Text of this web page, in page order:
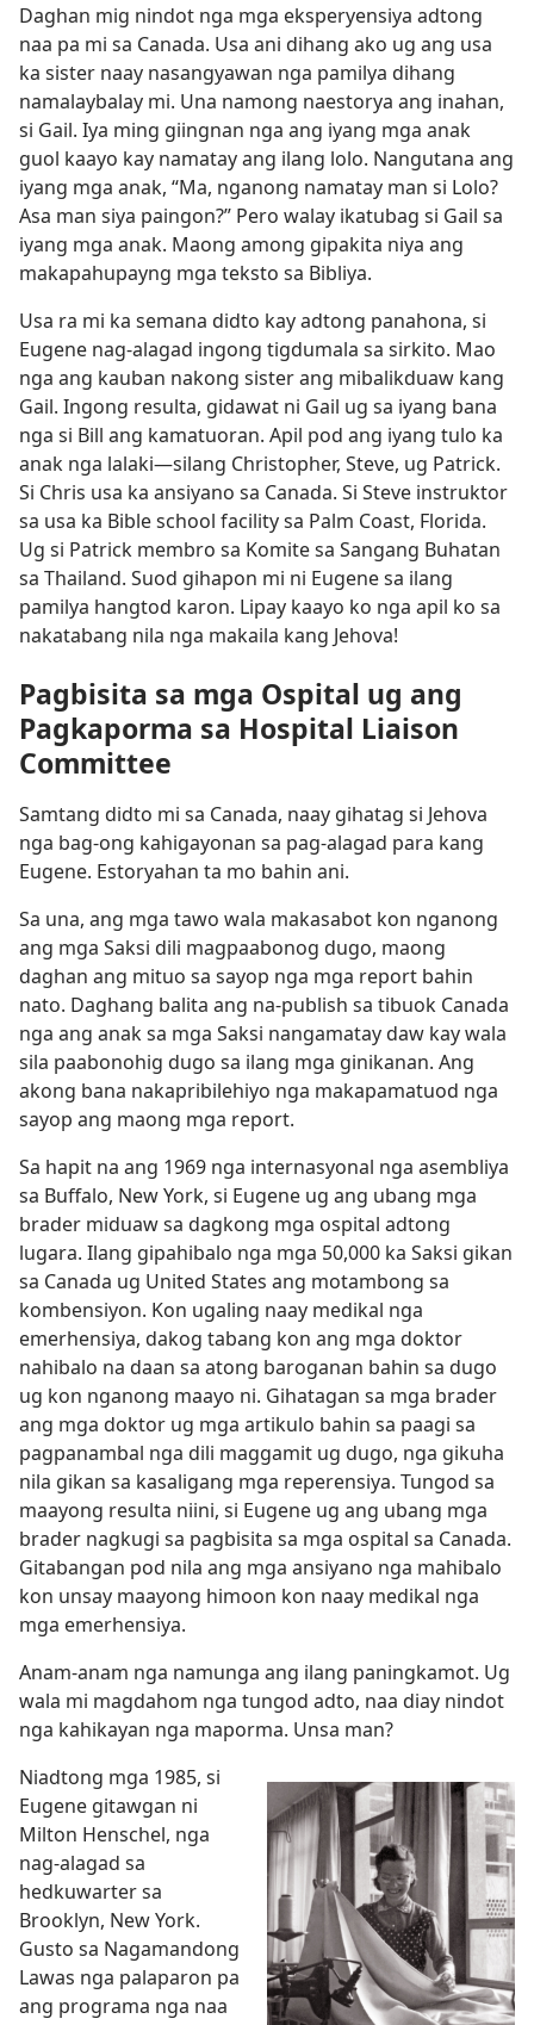
Daghan mig nindot nga mga eksperyensiya adtong
naa pa mi sa Canada. Usa ani dihang ako ug ang usa
ka sister naay nasangyawan nga pamilya dihang
namalaybalay mi. Una namong naestorya ang inahan,
si Gail. Iya ming giingnan nga ang iyang mga anak
guol kaayo kay namatay ang ilang lolo. Nangutana ang
iyang mga anak, “Ma, nganong namatay man si Lolo?
Asa man siya paingon?” Pero walay ikatubag si Gail sa
iyang mga anak. Maong among gipakita niya ang
makapahupayng mga teksto sa Bibliya.
Usa ra mi ka semana didto kay adtong panahona, si
Eugene nag-alagad ingong tigdumala sa sirkito. Mao
nga ang kauban nakong sister ang mibalikduaw kang
Gail. Ingong resulta, gidawat ni Gail ug sa iyang bana
nga si Bill ang kamatuoran. Apil pod ang iyang tulo ka
anak nga lalaki—silang Christopher, Steve, ug Patrick.
Si Chris usa ka ansiyano sa Canada. Si Steve instruktor
sa usa ka Bible school facility sa Palm Coast, Florida.
Ug si Patrick membro sa Komite sa Sangang Buhatan
sa Thailand. Suod gihapon mi ni Eugene sa ilang
pamilya hangtod karon. Lipay kaayo ko nga apil ko sa
nakatabang nila nga makaila kang Jehova!
Pagbisita sa mga Ospital ug ang
Pagkaporma sa Hospital Liaison
Committee
Samtang didto mi sa Canada, naay gihatag si Jehova
nga bag-ong kahigayonan sa pag-alagad para kang
Eugene. Estoryahan ta mo bahin ani.
Sa una, ang mga tawo wala makasabot kon nganong
ang mga Saksi dili magpaabonog dugo, maong
daghan ang mituo sa sayop nga mga report bahin
nato. Daghang balita ang na-publish sa tibuok Canada
nga ang anak sa mga Saksi nangamatay daw kay wala
sila paabonohig dugo sa ilang mga ginikanan. Ang
akong bana nakapribilehiyo nga makapamatuod nga
sayop ang maong mga report.
Sa hapit na ang 1969 nga internasyonal nga asembliya
sa Buffalo, New York, si Eugene ug ang ubang mga
brader miduaw sa dagkong mga ospital adtong
lugara. Ilang gipahibalo nga mga 50,000 ka Saksi gikan
sa Canada ug United States ang motambong sa
kombensiyon. Kon ugaling naay medikal nga
emerhensiya, dakog tabang kon ang mga doktor
nahibalo na daan sa atong baroganan bahin sa dugo
ug kon nganong maayo ni. Gihatagan sa mga brader
ang mga doktor ug mga artikulo bahin sa paagi sa
pagpanambal nga dili maggamit ug dugo, nga gikuha
nila gikan sa kasaligang mga reperensiya. Tungod sa
maayong resulta niini, si Eugene ug ang ubang mga
brader nagkugi sa pagbisita sa mga ospital sa Canada.
Gitabangan pod nila ang mga ansiyano nga mahibalo
kon unsay maayong himoon kon naay medikal nga
mga emerhensiya.
Anam-anam nga namunga ang ilang paningkamot. Ug
wala mi magdahom nga tungod adto, naa diay nindot
nga kahikayan nga maporma. Unsa man?
Niadtong mga 1985, si
Eugene gitawgan ni
Milton Henschel, nga
nag-alagad sa
hedkuwarter sa
Brooklyn, New York.
Gusto sa Nagamandong
Lawas nga palaparon pa
ang programa nga naa